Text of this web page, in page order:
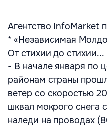
Агентство InfoMarket
* «Независимая
От стихии до стихии...
- В начале января по
районам страны
ветер со скоростью
шквал мокрого снега
наледи на проводах